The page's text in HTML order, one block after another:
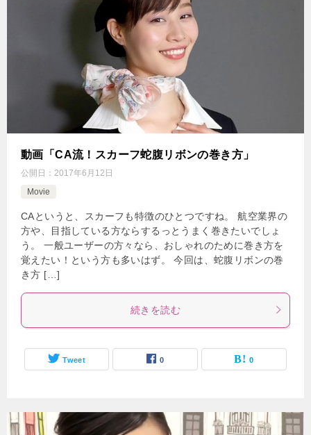
動画「CA流！スカーフ蛇腹リボンの巻き方」
公開日： 2017年6月12日
Movie
CAというと、スカーフも特徴のひとつですね。 航空業界の
方や、目指している方ならするっとうまく巻きたいでしょ
う。 一般ユーザーの方々なら、おしゃれのために巻き方を
覚えたい！という方も多いはず。 今回は、蛇腹リボンの巻
き方 […]
続きを読む
Tweet 0 0